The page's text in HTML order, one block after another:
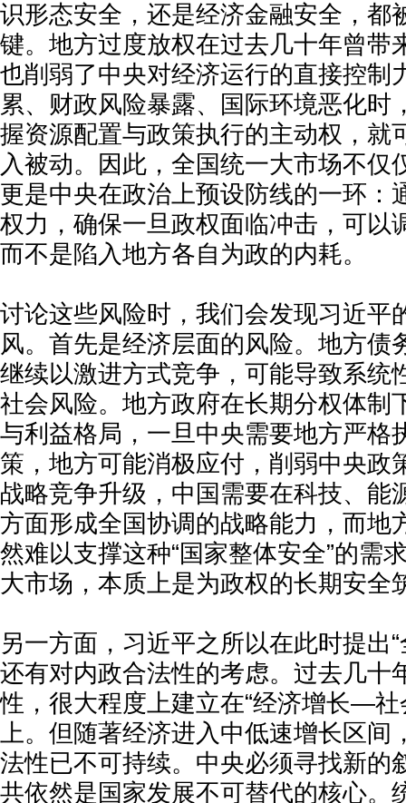
识形态安全，还是经济金融安全，都
键。地方过度放权在过去几十年曾带
也削弱了中央对经济运行的直接控制
累、财政风险暴露、国际环境恶化时
握资源配置与政策执行的主动权，就
入被动。因此，全国统一大市场不仅
更是中央在政治上预设防线的一环：
权力，确保一旦政权面临冲击，可以
而不是陷入地方各自为政的内耗。
讨论这些风险时，我们会发现习近平
风。首先是经济层面的风险。地方债
继续以激进方式竞争，可能导致系统
社会风险。地方政府在长期分权体制
与利益格局，一旦中央需要地方严格
策，地方可能消极应付，削弱中央政
战略竞争升级，中国需要在科技、能
方面形成全国协调的战略能力，而地
然难以支撑这种“国家整体安全”的需
大市场，本质上是为政权的长期安全
另一方面，习近平之所以在此时提出
还有对内政合法性的考虑。过去几十
性，很大程度上建立在“经济增长—社
上。但随著经济进入中低速增长区间
法性已不可持续。中央必须寻找新的
共依然是国家发展不可替代的核心。